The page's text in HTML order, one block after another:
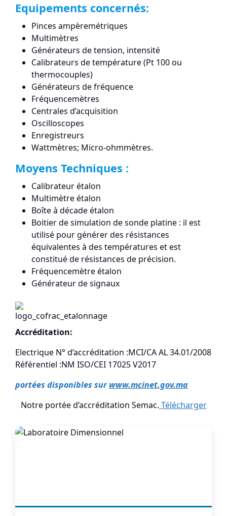
Equipements concernés:
Pinces ampèremétriques
Multimètres
Générateurs de tension, intensité
Calibrateurs de température (Pt 100 ou
thermocouples)
Générateurs de fréquence
Fréquencemètres
Centrales d’acquisition
Oscilloscopes
Enregistreurs
Wattmètres; Micro-ohmmètres.
Moyens Techniques :
Calibrateur étalon
Multimètre étalon
Boîte à décade étalon
Boitier de simulation de sonde platine : il est
utilisé pour générer des résistances
équivalentes à des températures et est
constitué de résistances de précision.
Fréquencemètre étalon
Générateur de signaux
Accréditation:
Electrique N° d’accréditation :MCI/CA AL 34.01/2008
Référentiel :NM ISO/CEI 17025 V2017
portées disponibles surwww.mcinet.gov.ma
Notre portée d’accréditation Semac. Télécharger